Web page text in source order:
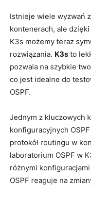
Istnieje wiele wyzwań
kontenerach, ale
K3s możemy teraz
rozwiązania.‌ K3s to
pozwala na szybkie
co jest idealne do
OSPF.
Jednym ‍z kluczowych
konfiguracyjnych
protokół ⁣routingu w
laboratorium OSPF w
różnymi
OSPF reaguje na